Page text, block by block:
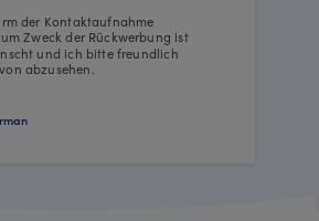
der Kontaktaufnahme
Zweck der Rückwerbung ist
und ich bitte freundlich
abzusehen.